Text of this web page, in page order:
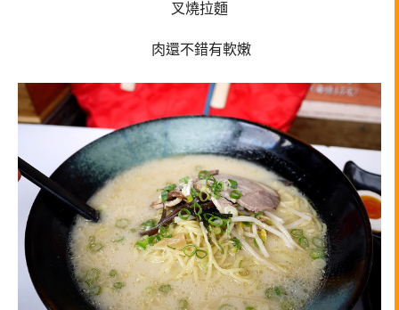
叉燒拉麵
肉還不錯有軟嫩